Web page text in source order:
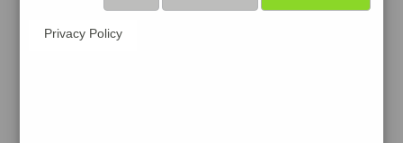
Privacy Policy